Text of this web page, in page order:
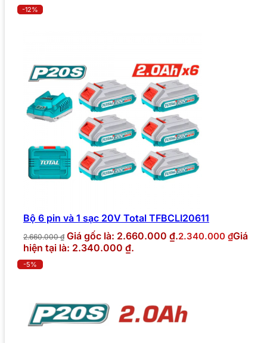
-12%
Bộ 6 pin và 1 sạc 20V Total TFBCLI20611
2.660.000₫ Giá gốc là: 2.660.000 ₫.2.340.000 ₫Giá
hiện tại là: 2.340.000 ₫.
-5%